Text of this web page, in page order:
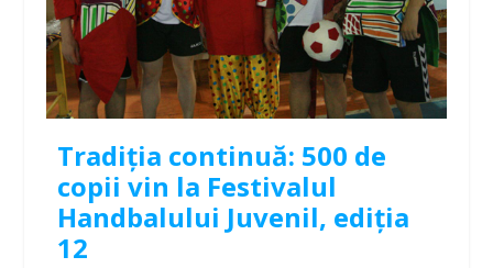
Tradiția continuă: 500 de
copii vin la Festivalul
Handbalului Juvenil, ediția
12